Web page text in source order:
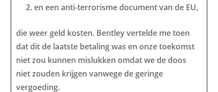
en een anti-terrorisme document van de EU,
die weer geld kosten. Bentley vertelde me toen
dat dit de laatste betaling was en onze toekomst
niet zou kunnen mislukken omdat we de doos
niet zouden krijgen vanwege de geringe
vergoeding.